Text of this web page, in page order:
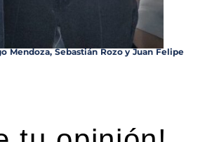
Mendoza, Sebastián Rozo y Juan Felipe